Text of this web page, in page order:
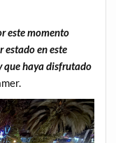
este momento
estado en este
que haya disfrutado